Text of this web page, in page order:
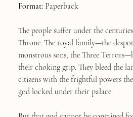
Format:Paperback
The people suffer under the
Throne. The royal family—the
monstrous sons, the Three
their choking grip. They bleed the
citizens with the frightful powers
god locked under their palace.